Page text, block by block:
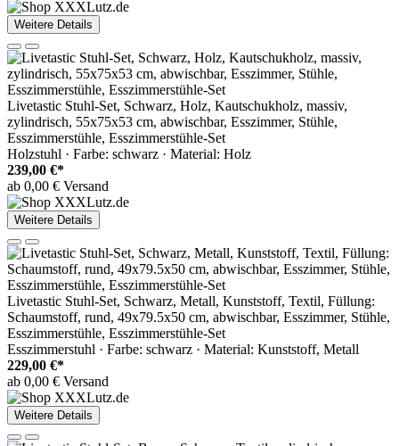
Weitere Details
Livetastic Stuhl-Set, Schwarz, Holz, Kautschukholz, massiv,
zylindrisch, 55x75x53 cm, abwischbar, Esszimmer, Stühle,
Esszimmerstühle, Esszimmerstühle-Set
Holzstuhl · Farbe: schwarz · Material: Holz
239,00 €*
ab 0,00 € Versand
Weitere Details
Livetastic Stuhl-Set, Schwarz, Metall, Kunststoff, Textil, Füllung:
Schaumstoff, rund, 49x79.5x50 cm, abwischbar, Esszimmer, Stühle,
Esszimmerstühle, Esszimmerstühle-Set
Esszimmerstuhl · Farbe: schwarz · Material: Kunststoff, Metall
229,00 €*
ab 0,00 € Versand
Weitere Details